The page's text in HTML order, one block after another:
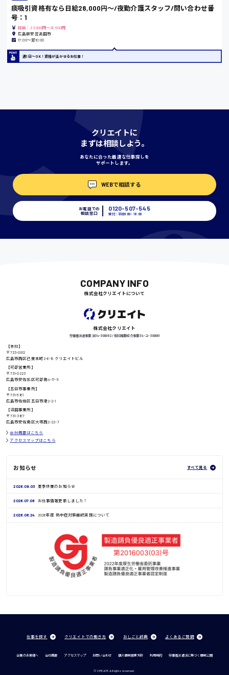
宮城県
埼玉県
千葉県
高知県
鳥取県
時給1100円〜
日給8000円〜
痰吸引資格有なら日給28,000円〜/夜勤介護スタッフ/問い合わせ番
号：1
日給：23,000円～28,500円
広島県安芸高田市
17:00〜翌10:00
週1日〜OK！資格が活かせるお仕事！
クリエイトに
まずは相談しよう。
あなたに合った最適な仕事探しを
サポートします。
WEBで相談する
お電話での
相談窓口
0120-507-545
受付：平日9:00 - 18:00
COMPANY INFO
株式会社クリエイトについて
株式会社クリエイト
労働者派遣事業 派34-300062 / 有料職業紹介事業 34-ユ-300091
【本社】
〒733-0812
広島市西区己斐本町2-6-18 クリエイトビル
【可部営業所】
〒731-0223
広島市安佐北区可部南4-17-5
【五日市事業所】
〒731-5161
広島市佐伯区五日市港2-2-1
【沼田事業所】
〒731-3167
広島市安佐南区大塚西2-22-7
会社概要はこちら
アクセスマップはこちら
お知らせ すべて見る
2026.08.03 夏季休業のお知らせ
2026.07.06 お仕事情報更新しました！
2026.06.24 2026年度 熱中症対策継続実施について
仕事を探す クリエイトでの働き方 おしごと辞典 よくあるご質問
企業のお客様へ 会社概要 アクセスマップ お問い合わせ 個人情報保護方針 利用規約 労働者派遣法に基づく情報公開
© CREATE All rights reserved.